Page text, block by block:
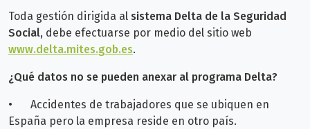
Toda gestión dirigida al sistema Delta de la Seguridad
Social, debe efectuarse por medio del sitio web
www.delta.mites.gob.es.
¿Qué datos no se pueden anexar al programa Delta?
•
Accidentes de trabajadores que se ubiquen en
España pero la empresa reside en otro país.